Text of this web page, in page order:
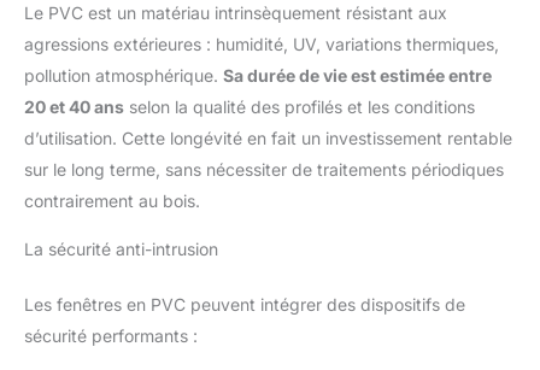
Le PVC est un matériau intrinsèquement résistant aux
agressions extérieures : humidité, UV, variations thermiques,
pollution atmosphérique. Sa durée de vie est estimée entre
20 et 40 ans selon la qualité des profilés et les conditions
d’utilisation. Cette longévité en fait un investissement rentable
sur le long terme, sans nécessiter de traitements périodiques
contrairement au bois.
La sécurité anti-intrusion
Les fenêtres en PVC peuvent intégrer des dispositifs de
sécurité performants :